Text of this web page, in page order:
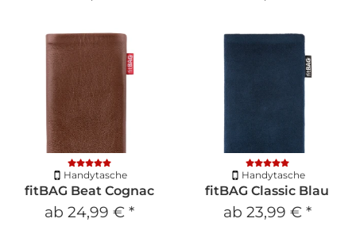
Handytasche
fitBAG Beat Cognac
ab 24,99 € *
Handytasche
fitBAG Classic Blau
ab 23,99 € *